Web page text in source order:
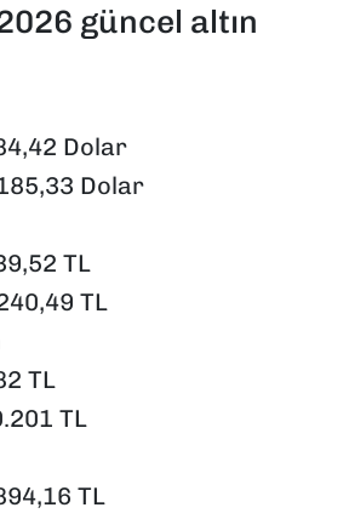
güncel altın
Dolar
Dolar
TL
TL
TL
TL
TL